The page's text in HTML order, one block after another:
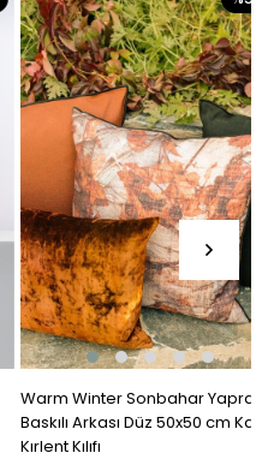
Warm Winter Sonbahar Yaprak
Baskılı Arkası Düz 50x50 cm Kare
Kırlent Kılıfı